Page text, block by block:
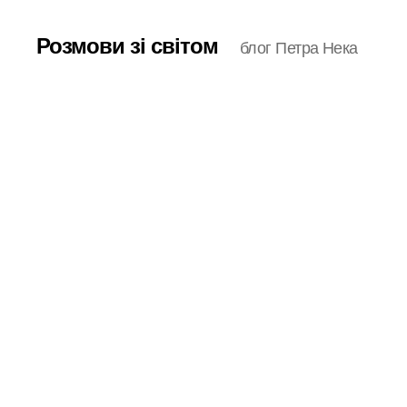
Розмови зі світом блог Петра Нека